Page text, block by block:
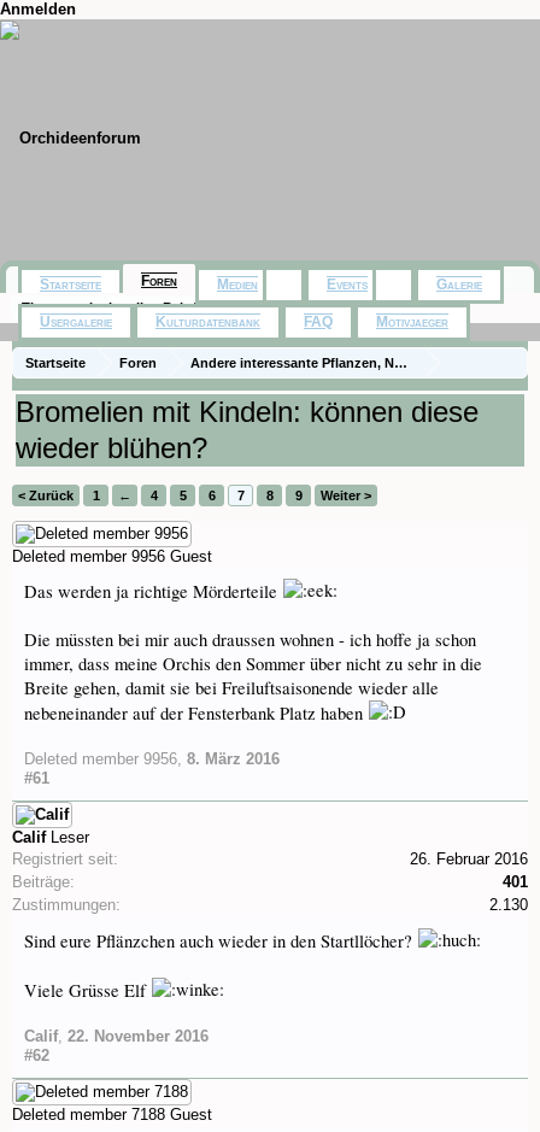
Anmelden
Startseite Foren
Andere interessante Pflanzen, Naturfotos, Ausflüge
Zimmerpflanzen
Bromelien mit Kindeln: können diese
wieder blühen?
< Zurück 1 ← 4 5 6 7 8 9 Weiter >
Deleted member 9956 Guest
Das werden ja richtige Mörderteile
Die müssten bei mir auch draussen wohnen - ich hoffe ja schon
immer, dass meine Orchis den Sommer über nicht zu sehr in die
Breite gehen, damit sie bei Freiluftsaisonende wieder alle
nebeneinander auf der Fensterbank Platz haben
Deleted member 9956, 8. März 2016
#61
Calif Leser
Registriert seit:
26. Februar 2016
Beiträge:
401
Zustimmungen:
2.130
Sind eure Pflänzchen auch wieder in den Startllöcher?
Viele Grüsse Elf
Calif, 22. November 2016
#62
Deleted member 7188 Guest
Startseite Foren
Themen mit aktuellen Beiträgen
Medien Events Galerie
Usergalerie Kulturdatenbank FAQ Motivjaeger